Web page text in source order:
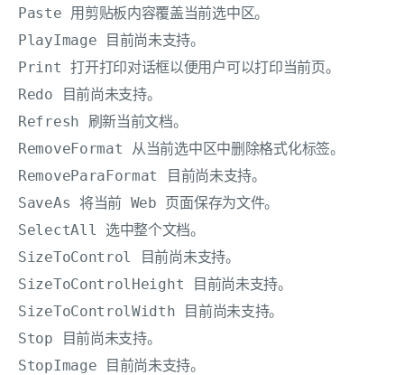
Paste 用剪贴板内容覆盖当前选中区。
PlayImage 目前尚未支持。
Print 打开打印对话框以便用户可以打印当前页。
Redo 目前尚未支持。
Refresh 刷新当前文档。
RemoveFormat 从当前选中区中删除格式化标签。
RemoveParaFormat 目前尚未支持。
SaveAs 将当前 Web 页面保存为文件。
SelectAll 选中整个文档。
SizeToControl 目前尚未支持。
SizeToControlHeight 目前尚未支持。
SizeToControlWidth 目前尚未支持。
Stop 目前尚未支持。
StopImage 目前尚未支持。